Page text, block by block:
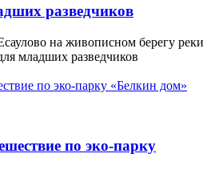
разведчиков
на живописном берегу реки
младших разведчиков
по эко-парку